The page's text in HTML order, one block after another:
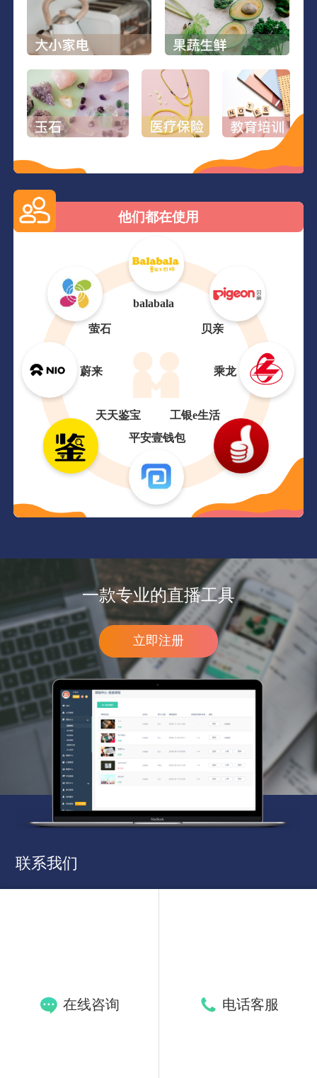
他们都在使用
balabala
萤石 贝亲
蔚来 乘龙
天天鉴宝
工银e生活
平安壹钱包
一款专业的直播工具
立即注册
联系我们
Copyright©2015-2024 广州市欢云科技有限公司
ALL Rights Reserved.
粤ICP备17087286号
在线咨询 电话客服